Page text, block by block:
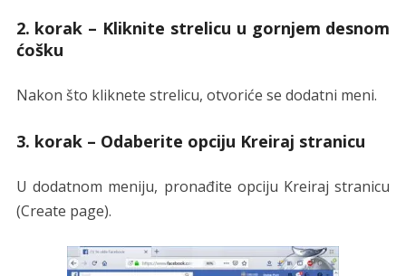
2. korak – Kliknite strelicu u gornjem desnom
ćošku
Nakon što kliknete strelicu, otvoriće se dodatni meni.
3. korak – Odaberite opciju Kreiraj stranicu
U dodatnom meniju, pronađite opciju Kreiraj stranicu
(Create page).